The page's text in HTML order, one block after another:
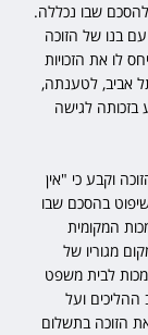
שבו נכללה.
בנו של הזוכה
לו את הזכויות
אביב, לטענתה,
בזכותה לגישה
וקבע כי "אין
בהסכם שבו
המקומית
מגוריו של
לבית משפט
ההליכים ועל
הזוכה בתשלום